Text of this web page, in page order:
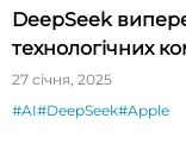
DeepSeek
технологічних
27 січня, 2025
#AI#DeepSeek#Apple